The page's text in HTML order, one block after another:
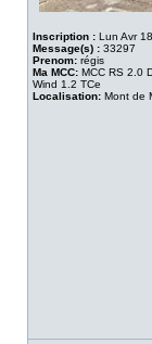
Inscription : Lun Avr
Message(s) : 33297
Prenom: régis
Ma MCC: MCC RS 2.0
Wind 1.2 TCe
Localisation: Mont de